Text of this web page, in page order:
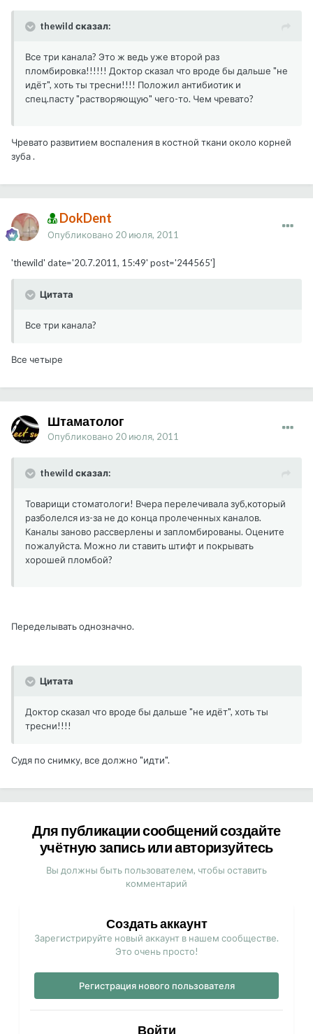
thewild сказал:
Все три канала? Это ж ведь уже второй раз
пломбировка!!!!!! Доктор сказал что вроде бы дальше "не
идёт", хоть ты тресни!!!! Положил антибиотик и
спец.пасту "растворяющую" чего-то. Чем чревато?
Чревато развитием воспаления в костной ткани около корней
зуба .
DokDent
Опубликовано 20 июля, 2011
'thewild' date='20.7.2011, 15:49' post='244565']
Цитата
Все три канала?
Все четыре
Штаматолог
Опубликовано 20 июля, 2011
thewild сказал:
Товарищи стоматологи! Вчера перелечивала зуб,который
разболелся из-за не до конца пролеченных каналов.
Каналы заново рассверлены и запломбированы. Оцените
пожалуйста. Можно ли ставить штифт и покрывать
хорошей пломбой?
Переделывать однозначно.
Цитата
Доктор сказал что вроде бы дальше "не идёт", хоть ты
тресни!!!!
Судя по снимку, все должно "идти".
Для публикации сообщений создайте
учётную запись или авторизуйтесь
Вы должны быть пользователем, чтобы оставить
комментарий
Создать аккаунт
Зарегистрируйте новый аккаунт в нашем сообществе.
Это очень просто!
Регистрация нового пользователя
Войти